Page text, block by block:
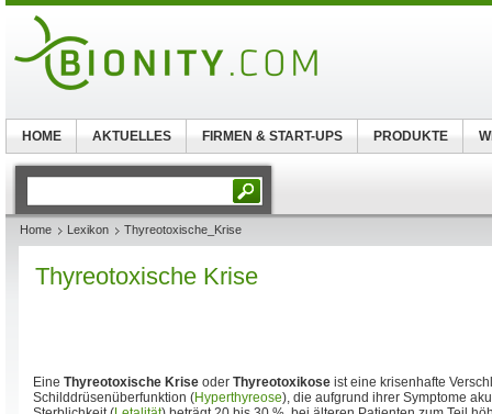
Home Lexikon Thyreotoxische_Krise
Thyreotoxische Krise
Eine Thyreotoxische Krise oder Thyreotoxikose ist eine krisenhafte
Schilddrüsenüberfunktion (Hyperthyreose), die aufgrund ihrer Symptome
HOME AKTUELLES FIRMEN & START-UPS PRODUKTE